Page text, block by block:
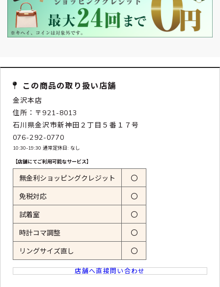
この商品の取り扱い店舗
金沢本店
住所：〒921-8013
石川県金沢市新神田２丁目５番１７号
076-292-0770
10:30-19:30 通常定休日: なし
【店舗にてご利用可能なサービス】
無金利ショッピングクレジット 〇
免税対応 〇
試着室 〇
時計コマ調整 〇
リングサイズ直し 〇
店舗へ直接問い合わせ